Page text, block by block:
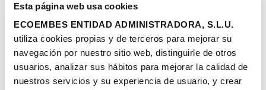
Esta página web usa cookies
ECOEMBES ENTIDAD ADMINISTRADORA, S.L.U.
utiliza cookies propias y de terceros para mejorar su
navegación por nuestro sitio web, distinguirle de otros
usuarios, analizar sus hábitos para mejorar la calidad de
nuestros servicios y su experiencia de usuario, y crear
Gestión de residuos